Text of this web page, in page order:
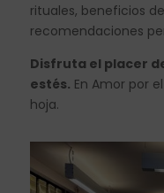
rituales, beneficios
recomendaciones
Disfruta el placer
estés. En Amor por
hoja.